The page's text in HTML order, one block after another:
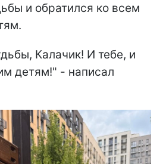
и обратился ко всем
Калачик! И тебе, и
детям!" - написал